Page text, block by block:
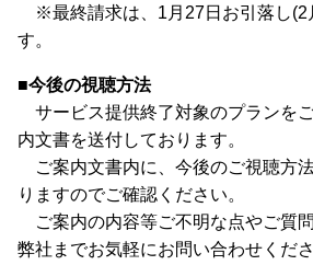
※最終請求は、1月27日お引落し(2
す。
■今後の視聴方法
サービス提供終了対象のプランを
内文書を送付しております。
ご案内文書内に、今後のご視聴方
りますのでご確認ください。
ご案内の内容等ご不明な点やご質問
弊社までお気軽にお問い合わせくださ